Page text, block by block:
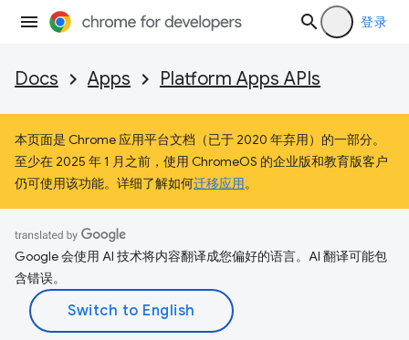
登录
Docs Apps Platform Apps APIs
本页面是 Chrome 应用平台文档（已于 2020 年弃用）的一部分。
至少在 2025 年 1 月之前，使用 ChromeOS 的企业版和教育版客户
仍可使用该功能。详细了解如何迁移应用。
Google 会使用 AI 技术将内容翻译成您偏好的语言。AI 翻译可能包
含错误。